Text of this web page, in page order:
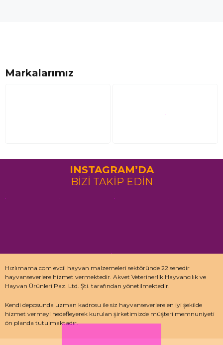
Markalarımız
INSTAGRAM’DA
BİZİ TAKİP EDİN
Hızlımama.com evcil hayvan malzemeleri sektöründe 22 senedir
hayvanseverlere hizmet vermektedir. Akvet Veterinerlik Hayvancılık ve
Hayvan Ürünleri Paz. Ltd. Şti. tarafından yönetilmektedir.
Kendi deposunda uzman kadrosu ile siz hayvanseverlere en iyi şekilde
hizmet vermeyi hedefleyerek kurulan şirketimizde müşteri memnuniyeti
ön planda tutulmaktadır.